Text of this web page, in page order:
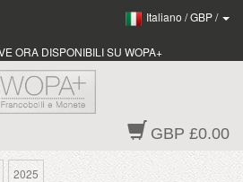
Italiano /GBP/
ORA DISPONIBILI SU WOPA+
GBP £0.00
2025